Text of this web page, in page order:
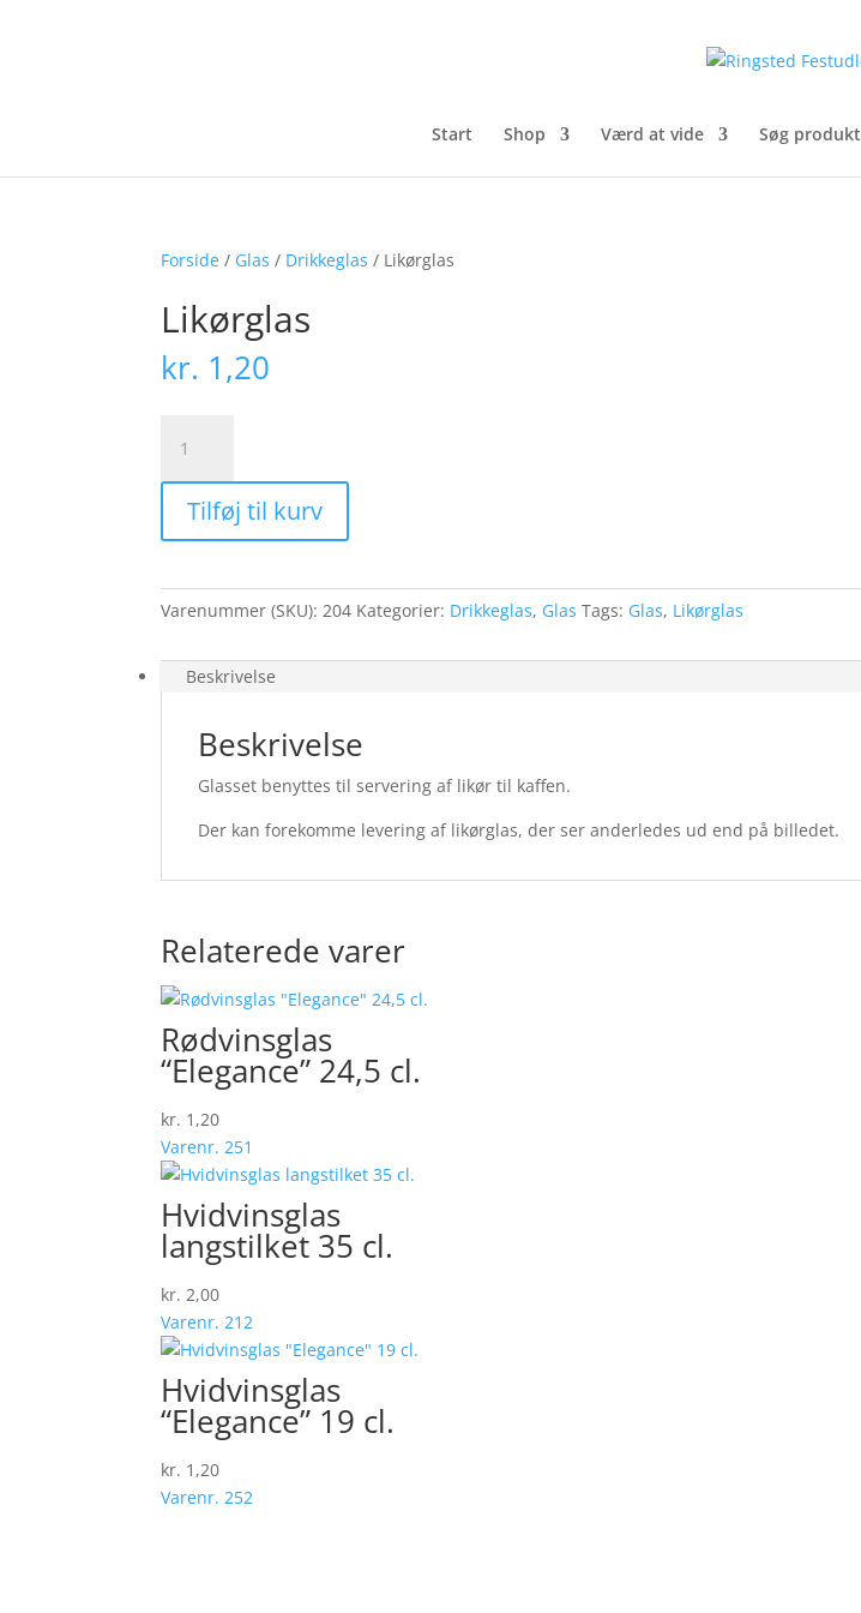
Start Shop Værd at vide Søg produkt
Forside / Glas / Drikkeglas / Likørglas
Likørglas
kr. 1,20
antal
Tilføj til kurv
Varenummer (SKU):204 Kategorier: Drikkeglas, Glas Tags: Glas, Likørglas
Beskrivelse
Beskrivelse
Glasset benyttes til servering af likør til kaffen.
Der kan forekomme levering af likørglas, der ser anderledes ud end på billedet.
Relaterede varer
Rødvinsglas
“Elegance” 24,5 cl.
kr. 1,20
Varenr. 251
Hvidvinsglas
langstilket 35 cl.
kr. 2,00
Varenr. 212
Hvidvinsglas
“Elegance” 19 cl.
kr. 1,20
Varenr. 252